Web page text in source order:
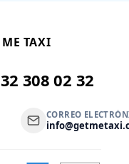
ME TAXI
308 02 32
CORREO